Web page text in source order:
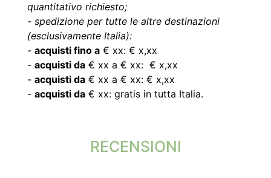
quantitativo richiesto;
- spedizione per tutte le altre destinazioni
(esclusivamente Italia):
- acquisti fino a € xx: € x,xx
- acquisti da € xx a € xx: € x,xx
- acquisti da € xx a € xx: € x,xx
- acquisti da € xx: gratis in tutta Italia.
RECENSIONI